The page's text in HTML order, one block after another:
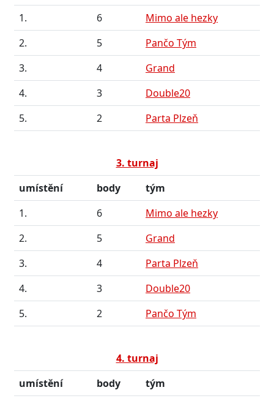
1.
6
Mimo ale hezky
2.
5
Pančo Tým
3.
4
Grand
4.
3
Double20
5.
2 Parta Plzeň
3. turnaj
umístění
body
tým
1.
6
Mimo ale hezky
2.
5
Grand
3.
4
Parta Plzeň
4.
3
Double20
5.
2 Pančo Tým
4. turnaj
umístění
body
tým